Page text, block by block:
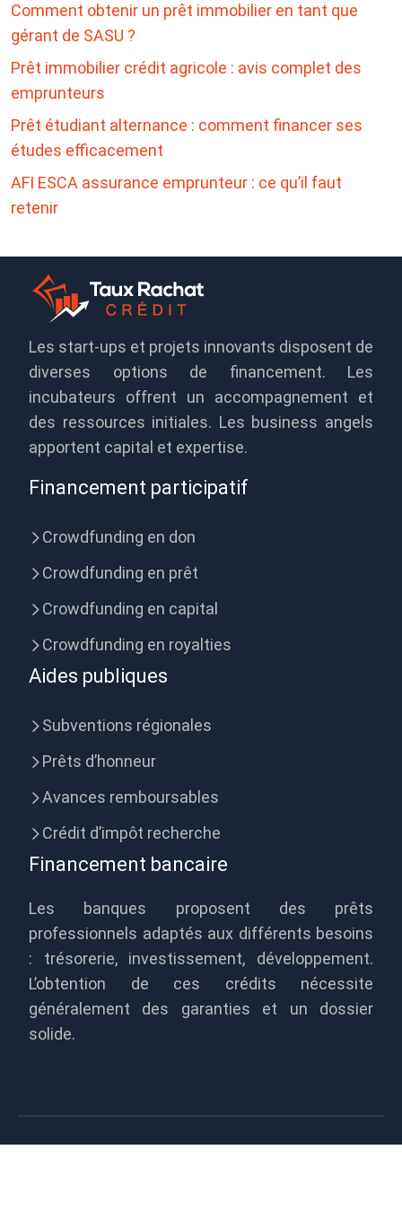
Comment obtenir un prêt immobilier en tant que
gérant de SASU ?
Prêt immobilier crédit agricole : avis complet des
emprunteurs
Prêt étudiant alternance : comment financer ses
études efficacement
AFI ESCA assurance emprunteur : ce qu’il faut
retenir
Les start-ups et projets innovants disposent de
diverses options de financement. Les
incubateurs offrent un accompagnement et
des ressources initiales. Les business angels
apportent capital et expertise.
Financement participatif
Crowdfunding en don
Crowdfunding en prêt
Crowdfunding en capital
Crowdfunding en royalties
Aides publiques
Subventions régionales
Prêts d’honneur
Avances remboursables
Crédit d’impôt recherche
Financement bancaire
Les banques proposent des prêts
professionnels adaptés aux différents besoins
: trésorerie, investissement, développement.
L’obtention de ces crédits nécessite
généralement des garanties et un dossier
solide.